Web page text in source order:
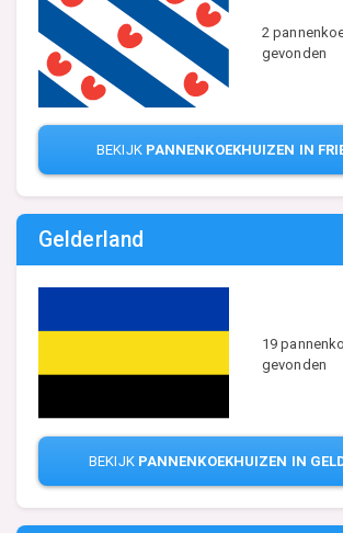
2
gevonden
BEKIJK PANNENKOEKHUIZEN IN
Gelderland
19
gevonden
BEKIJK PANNENKOEKHUIZEN IN